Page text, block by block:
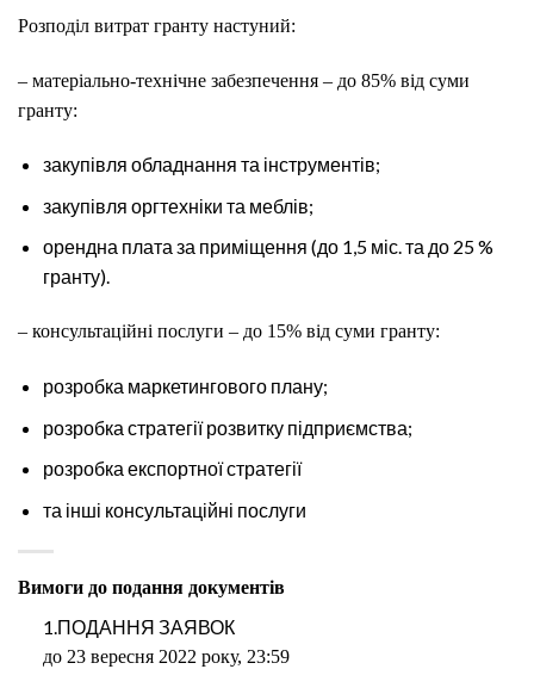
Розподіл витрат гранту настуний:
– матеріально-технічне забезпечення – до 85% від суми
гранту:
закупівля обладнання та інструментів;
закупівля оргтехніки та меблів;
орендна плата за приміщення (до 1,5 міс. та до 25 %
гранту).
– консультаційні послуги – до 15% від суми гранту:
розробка маркетингового плану;
розробка стратегії розвитку підприємства;
розробка експортної стратегії
та інші консультаційні послуги
Вимоги до подання документів
1.ПОДАННЯ ЗАЯВОК
до 23 вересня 2022 року, 23:59